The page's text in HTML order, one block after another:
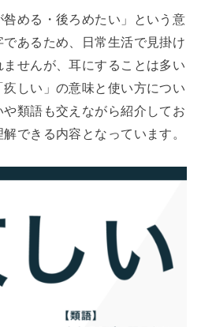
咎める・後ろめたい」という意
あるため、日常生活で見掛け
せんが、耳にすることは多い
しい」の意味と使い方につい
類語も交えながら紹介してお
できる内容となっています。